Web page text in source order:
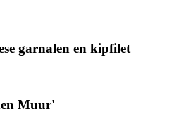
garnalen en kipfilet
Muur'